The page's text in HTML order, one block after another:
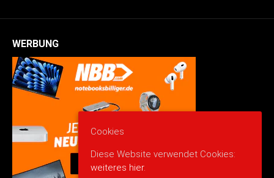
WERBUNG
Cookies
Diese Website verwendet Cookies:
weiteres hier.